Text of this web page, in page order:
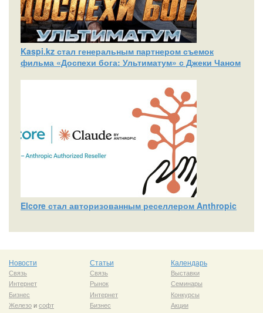
Kaspi.kz стал генеральным партнером съемок
фильма «Доспехи бога: Ультиматум» с Джеки Чаном
Elcore стал авторизованным реселлером Anthropic
Новости
Связь
Интернет
Бизнес
Железоисофт
Статьи
Связь
Рынок
Интернет
Бизнес
Календарь
Выставки
Семинары
Конкурсы
Акции